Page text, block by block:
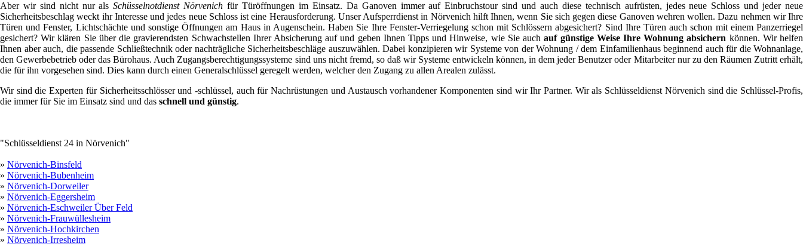
Aber wir sind nicht nur alsSchüsselnotdienst Nörvenich für Türöffnungen im Einsatz. Da Ganoven immer auf Einbruchstour sind und auch diese technisch aufrüsten, jedes neue Schloss und jeder neue
Sicherheitsbeschlag weckt ihr Interesse und jedes neue Schloss ist eine Herausforderung. Unser Aufsperrdienst in Nörvenich hilft Ihnen, wenn Sie sich gegen diese Ganoven wehren wollen. Dazu nehmen wir Ihre
Türen und Fenster, Lichtschächte und sonstige Öffnungen am Haus in Augenschein. Haben Sie Ihre Fenster-Verriegelung schon mit Schlössern abgesichert? Sind Ihre Türen auch schon mit einem Panzerriegel
gesichert? Wir klären Sie über die gravierendsten Schwachstellen Ihrer Absicherung auf und geben Ihnen Tipps und Hinweise, wie Sie auchauf günstige Weise Ihre Wohnung absichern können. Wir helfen
Ihnen aber auch, die passende Schließtechnik oder nachträgliche Sicherheitsbeschläge auszuwählen. Dabei konzipieren wir Systeme von der Wohnung / dem Einfamilienhaus beginnend auch für die Wohnanlage,
den Gewerbebetrieb oder das Bürohaus. Auch Zugangsberechtigungssysteme sind uns nicht fremd, so daß wir Systeme entwickeln können, in dem jeder Benutzer oder Mitarbeiter nur zu den Räumen Zutritt erhält,
die für ihn vorgesehen sind. Dies kann durch einen Generalschlüssel geregelt werden, welcher den Zugang zu allen Arealen zulässt.
Wir sind die Experten für Sicherheitsschlösser und -schlüssel, auch für Nachrüstungen und Austausch vorhandener Komponenten sind wir Ihr Partner. Wir als Schlüsseldienst Nörvenich sind die Schlüssel-Profis,
die immer für Sie im Einsatz sind und das schnell und günstig.
"Schlüsseldienst 24 in Nörvenich"
» Nörvenich-Binsfeld
» Nörvenich-Bubenheim
» Nörvenich-Dorweiler
» Nörvenich-Eggersheim
» Nörvenich-Eschweiler Über Feld
» Nörvenich-Frauwüllesheim
» Nörvenich-Hochkirchen
» Nörvenich-Irresheim